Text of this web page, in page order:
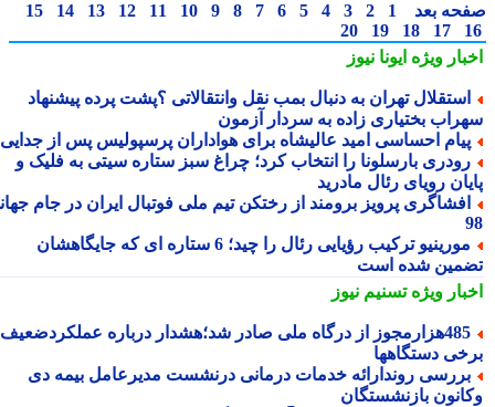
بعد 1
2
3
4
5
6
7
8
9
10
11
12
13
14
15
17
18
19
20
ویژهایونا نیوز
تهران به دنبال بمب نقل وانتقالاتی ؟پشت پرده پیشنهاد
بختیاری زاده به سردار آزمون
احساسی امید عالیشاه برای هواداران پرسپولیس پس از جدایی
بارسلونا را انتخاب کرد؛ چراغ سبز ستاره سیتی به فلیک و
رویای رئال مادرید
پرویز برومند از رختکن تیم ملی فوتبال ایران در جام جهانی
مورینیو ترکیب رؤیایی رئال را چید؛ 6 ستاره ای که جایگاهشان
شده است
ویژهتسنیم نیوز
485هزارمجوز از درگاه ملی صادر شد؛هشدار درباره عملکردضعیف
دستگاهها
روندارائه خدمات درمانی درنشست مدیرعامل بیمه دی
بازنشستگان